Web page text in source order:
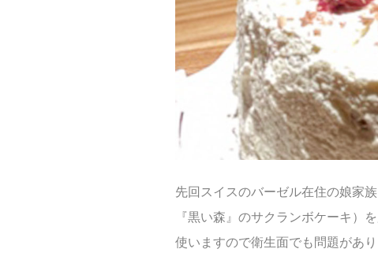
先回スイスのバーゼル在住の娘家
『黒い森』のサクランボケーキ）
使いますので衛生面でも問題があ